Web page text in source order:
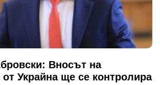
Вносът на
Украйна ще се контролира